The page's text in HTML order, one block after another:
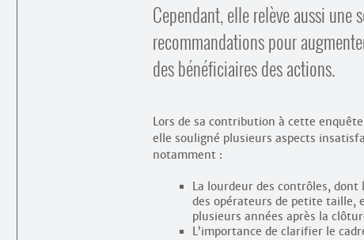
Cependant, elle relève aussi
recommandations pour
des bénéficiaires des actions.
Lors de sa contribution à cette
elle souligné plusieurs aspects
notamment :
La lourdeur des contrôles,
des opérateurs de petite taille,
plusieurs années après la
L’importance de clarifier le